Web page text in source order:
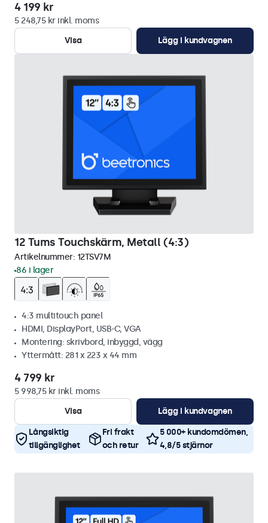
4 199 kr
5 248,75 kr inkl. moms
Visa
Lägg i kundvagnen
12 Tums Touchskärm, Metall (4:3)
Artikelnummer: 12TSV7M
86 i lager
4:3 multitouch panel
HDMI, DisplayPort, USB-C, VGA
Montering: skrivbord, inbyggd, vägg
Yttermått: 281 x 223 x 44 mm
4 799 kr
5 998,75 kr inkl. moms
Visa
Lägg i kundvagnen
Långsiktig
tillgänglighet
Fri frakt
och retur
5 000+ kundomdömen,
4,8/5 stjärnor